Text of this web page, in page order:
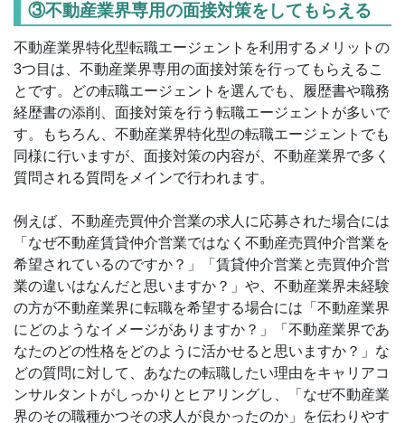
③不動産業界専用の面接対策をしてもらえる
不動産業界特化型転職エージェントを利用するメリットの
3つ目は、不動産業界専用の面接対策を行ってもらえるこ
とです。どの転職エージェントを選んでも、履歴書や職務
経歴書の添削、面接対策を行う転職エージェントが多いで
す。もちろん、不動産業界特化型の転職エージェントでも
同様に行いますが、面接対策の内容が、不動産業界で多く
質問される質問をメインで行われます。
例えば、不動産売買仲介営業の求人に応募された場合には
「なぜ不動産賃貸仲介営業ではなく不動産売買仲介営業を
希望されているのですか？」「賃貸仲介営業と売買仲介営
業の違いはなんだと思いますか？」や、不動産業界未経験
の方が不動産業界に転職を希望する場合には「不動産業界
にどのようなイメージがありますか？」「不動産業界であ
なたのどの性格をどのように活かせると思いますか？」な
どの質問に対して、あなたの転職したい理由をキャリアコ
ンサルタントがしっかりとヒアリングし、「なぜ不動産業
界のその職種かつその求人が良かったのか」を伝わりやす